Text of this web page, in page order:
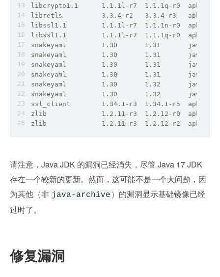
libcrypto1.1      1.1.1l-r7  1.1.1q-r0  apk
libretls          3.3.4-r2   3.3.4-r3   apk
libssl1.1         1.1.1l-r7  1.1.1n-r0  apk
libssl1.1         1.1.1l-r7  1.1.1q-r0  apk
snakeyaml         1.30       1.31       java-
snakeyaml         1.30       1.31       java-
snakeyaml         1.30       1.31       java-
snakeyaml         1.30       1.31       java-
snakeyaml         1.30       1.32       java-
snakeyaml         1.30       1.32       java-
ssl_client        1.34.1-r3  1.34.1-r5  apk
zlib              1.2.11-r3  1.2.12-r0  apk
zlib              1.2.11-r3  1.2.12-r2  apk
请注意，Java JDK 的漏洞已经消失，尽管 Java 17 JDK
存在一个较新的更新。然而，这可能不是一个大问题，因
为其他（非 java-archive ）的漏洞显示基础镜像已经
过时了。
修复漏洞